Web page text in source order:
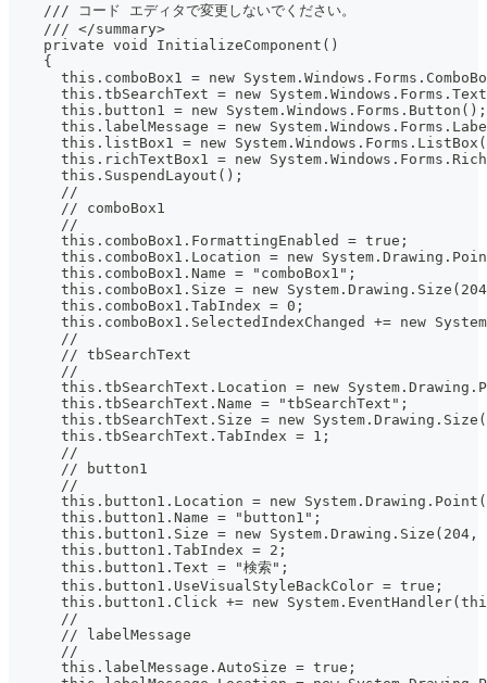
    /// コード エディタで変更しないでください。
    /// </summary>
    private void InitializeComponent()
    {
this.comboBox1 = new
this.tbSearchText = new
      this.button1 = new System.Windows.Forms.Button();
this.labelMessage = new
this.listBox1 = new
this.richTextBox1 = new
      this.SuspendLayout();
      //
      // comboBox1
      //
      this.comboBox1.FormattingEnabled = true;
this.comboBox1.Location = new
      this.comboBox1.Name = "comboBox1";
this.comboBox1.Size = new
      this.comboBox1.TabIndex = 0;
this.comboBox1.SelectedIndexChanged += new
      //
      // tbSearchText
      //
this.tbSearchText.Location = new
      this.tbSearchText.Name = "tbSearchText";
this.tbSearchText.Size = new
      this.tbSearchText.TabIndex = 1;
      //
      // button1
      //
this.button1.Location = new
      this.button1.Name = "button1";
this.button1.Size = new System.Drawing.Size(204,
      this.button1.TabIndex = 2;
      this.button1.Text = "検索";
      this.button1.UseVisualStyleBackColor = true;
this.button1.Click += new
      //
      // labelMessage
      //
      this.labelMessage.AutoSize = true;